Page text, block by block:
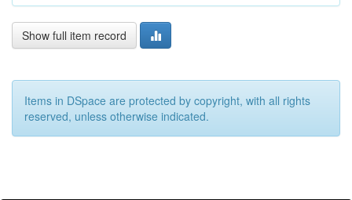
Show full item record
Items in DSpace are protected by copyright, with all rights
reserved, unless otherwise indicated.